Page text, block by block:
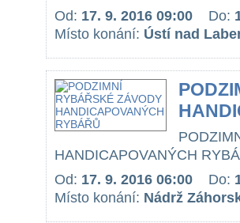
Od: 17. 9. 2016 09:00 Do:
Místo konání: Ústí nad
HANDICAPOVANÝCH
Od: 17. 9. 2016 06:00 Do:
Místo konání: Nádrž